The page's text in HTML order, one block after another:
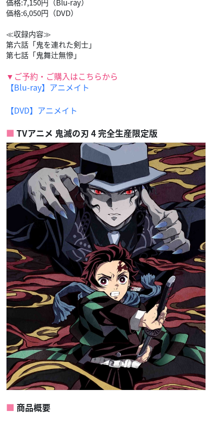
価格:7,150円（Blu-ray）
価格:6,050円（DVD）
≪収録内容≫
第六話「鬼を連れた剣士」
第七話「鬼舞辻無慘」
▼ご予約・ご購入はこちらから
【Blu-ray】アニメイト
【DVD】アニメイト
TVアニメ 鬼滅の刃 4 完全生産限定版
商品概要